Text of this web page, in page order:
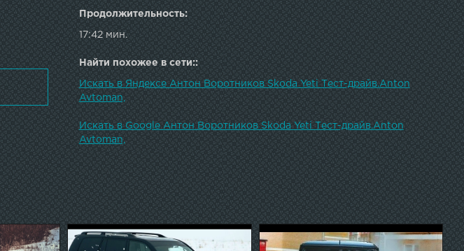
Продолжительность:
17:42 мин.
Найти похожее в сети::
Искать в Яндексе Антон Воротников Skoda Yeti Тест-драйв.Anton
Avtoman,
Искать в Google Антон Воротников Skoda Yeti Тест-драйв.Anton
Avtoman,